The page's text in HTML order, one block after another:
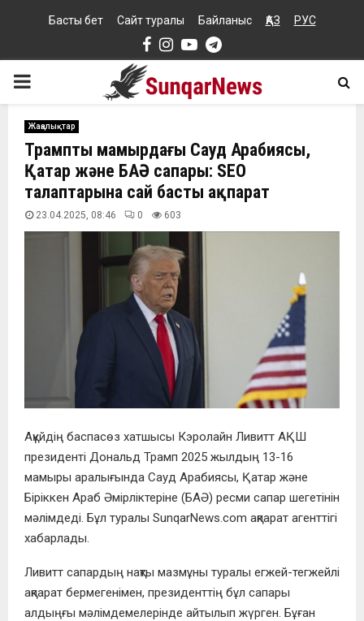
Басты бет Сайт туралы Байланыс ҚАЗ РУС
Facebook
Instagram
YoutubeTelegram
PRIMARY
MENU
Жаңалықтар
Трамптың мамырдағы Сауд Арабиясы,
Қатар және БАӘ сапары: SEO
талаптарына сай басты ақпарат
23.04.2025, 08:46 0 603
Ақүйдің баспасөз хатшысы Кэролайн Ливитт АҚШ
президенті Дональд Трамп 2025 жылдың 13-16
мамыры аралығында Сауд Арабиясы, Қатар және
Біріккен Араб Әмірліктеріне (БАӘ) ресми сапар шегетінін
мәлімдеді. Бұл туралы SunqarNews.com ақпарат агенттігі
хабарлады.
Ливитт сапардың нақты мазмұны туралы егжей-тегжейлі
ақпарат бермегенімен, президенттің бұл сапары
алдыңғы мәлімдемелерінде айтылып жүрген. Бұған